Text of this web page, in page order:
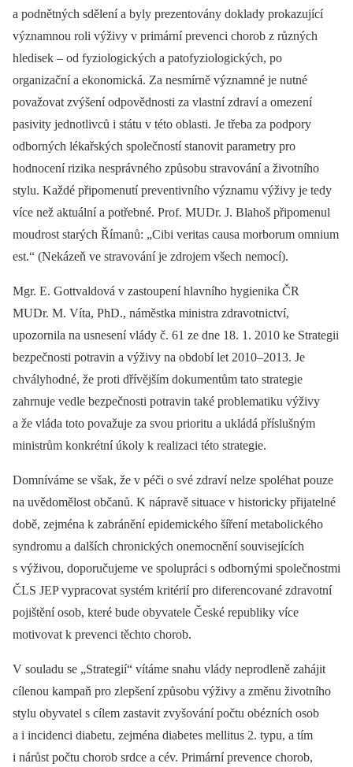
a podnětných sdělení a byly prezentovány doklady prokazující
významnou roli výživy v primární prevenci chorob z různých
hledisek –⁠ od fyziologických a patofyziologických, po
organizační a ekonomická. Za nesmírně významné je nutné
považovat zvýšení odpovědnosti za vlastní zdraví a omezení
pasivity jednotlivců i státu v této oblasti. Je třeba za podpory
odborných lékařských společností stanovit parametry pro
hodnocení rizika nesprávného způsobu stravování a životního
stylu. Každé připomenutí preventivního významu výživy je tedy
více než aktuální a potřebné. Prof. MUDr. J. Blahoš připomenul
moudrost starých Římanů: „Cibi veritas causa morborum omnium
est.“ (Nekázeň ve stravování je zdrojem všech nemocí).
Mgr. E. Gottvaldová v zastoupení hlavního hygienika ČR
MUDr. M. Víta, PhD., náměstka ministra zdravotnictví,
upozornila na usnesení vlády č. 61 ze dne 18. 1. 2010 ke Strategii
bezpečnosti potravin a výživy na období let 2010–2013. Je
chvályhodné, že proti dřívějším dokumentům tato strategie
zahrnuje vedle bezpečnosti potravin také problematiku výživy
a že vláda toto považuje za svou prioritu a ukládá příslušným
ministrům konkrétní úkoly k realizaci této strategie.
Domníváme se však, že v péči o své zdraví nelze spoléhat pouze
na uvědomělost občanů. K nápravě situace v historicky přijatelné
době, zejména k zabránění epidemického šíření metabolického
syndromu a dalších chronických onemocnění souvisejících
s výživou, doporučujeme ve spolupráci s odbornými společnostmi
ČLS JEP vypracovat systém kritérií pro diferencované zdravotní
pojištění osob, které bude obyvatele České republiky více
motivovat k prevenci těchto chorob.
V souladu se „Strategií“ vítáme snahu vlády neprodleně zahájit
cílenou kampaň pro zlepšení způsobu výživy a změnu životního
stylu obyvatel s cílem zastavit zvyšování počtu obézních osob
a i incidenci diabetu, zejména diabetes mellitus 2. typu, a tím
i nárůst počtu chorob srdce a cév. Primární prevence chorob,